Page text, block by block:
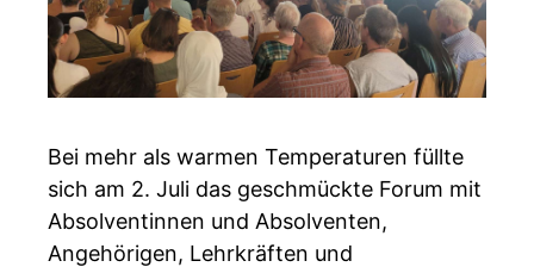
Bei mehr als warmen Temperaturen füllte
sich am 2. Juli das geschmückte Forum mit
Absolventinnen und Absolventen,
Angehörigen, Lehrkräften und